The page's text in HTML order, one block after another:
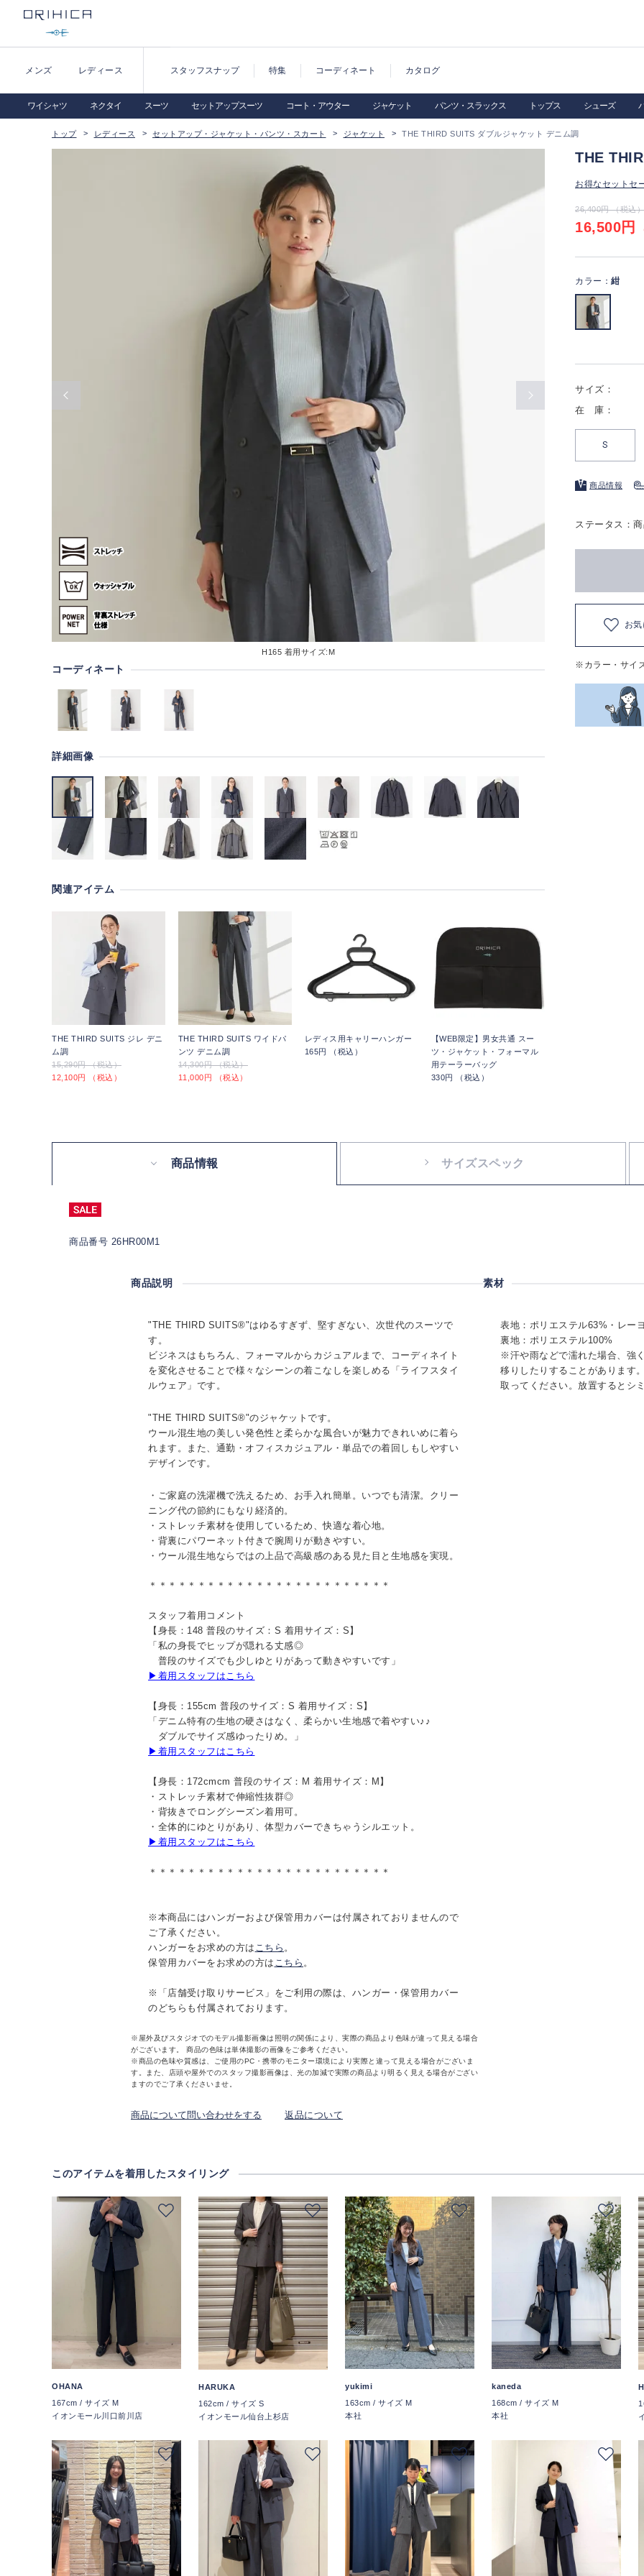
メンズ レディース スタッフスナップ 特集 コーディネート カタログ
ワイシャツ ネクタイ スーツ セットアップスーツ コート・アウター ジャケット パンツ・スラックス トップス シューズ
トップ レディース セットアップ・ジャケット・パンツ・スカート ジャケット THE THIRD SUITS ダブルジャケット デニム調
H165 着用サイズ:M
コーディネート
詳細画像
関連アイテム
THE THIRD SUITS ジレ デニ
ム調
15,290円 （税込）
12,100円 （税込）
THE THIRD SUITS ワイドパ
ンツ デニム調
14,300円 （税込）
11,000円 （税込）
レディス用キャリーハンガー
165円 （税込）
【WEB限定】男女共通 スー
ツ・ジャケット・フォーマル
用テーラーバッグ
330円 （税込）
THE
お得なセットセ
26,400円 （税込）
16,500円
カラー： 紺
サイズ：
在 庫：
S
商品情報
ステータス：
お
※カラー・サイ
商品情報 サイズスペック
商品番号 26HR00M1
商品説明
"THE THIRD SUITS®"はゆるすぎず、堅すぎない、次世代のスーツで
す。
ビジネスはもちろん、フォーマルからカジュアルまで、コーディネイト
を変化させることで様々なシーンの着こなしを楽しめる「ライフスタイ
ルウェア」です。
"THE THIRD SUITS®"のジャケットです。
ウール混生地の美しい発色性と柔らかな風合いが魅力できれいめに着ら
れます。また、通勤・オフィスカジュアル・単品での着回しもしやすい
デザインです。
・ご家庭の洗濯機で洗えるため、お手入れ簡単。いつでも清潔。クリー
ニング代の節約にもなり経済的。
・ストレッチ素材を使用しているため、快適な着心地。
・背裏にパワーネット付きで腕周りが動きやすい。
・ウール混生地ならではの上品で高級感のある見た目と生地感を実現。
＊＊＊＊＊＊＊＊＊＊＊＊＊＊＊＊＊＊＊＊＊＊＊＊＊
スタッフ着用コメント
【身長：148 普段のサイズ：S 着用サイズ：S】
「私の身長でヒップが隠れる丈感◎
普段のサイズでも少しゆとりがあって動きやすいです」
▶着用スタッフはこちら
【身長：155cm 普段のサイズ：S 着用サイズ：S】
「デニム特有の生地の硬さはなく、柔らかい生地感で着やすい♪♪
ダブルでサイズ感ゆったりめ。」
▶着用スタッフはこちら
【身長：172cmcm 普段のサイズ：M 着用サイズ：M】
・ストレッチ素材で伸縮性抜群◎
・背抜きでロングシーズン着用可。
・全体的にゆとりがあり、体型カバーできちゃうシルエット。
▶着用スタッフはこちら
＊＊＊＊＊＊＊＊＊＊＊＊＊＊＊＊＊＊＊＊＊＊＊＊＊
※本商品にはハンガーおよび保管用カバーは付属されておりませんので
ご了承ください。
ハンガーをお求めの方は こちら 。
保管用カバーをお求めの方は こちら 。
※「店舗受け取りサービス」をご利用の際は、ハンガー・保管用カバー
のどちらも付属されております。
※屋外及びスタジオでのモデル撮影画像は照明の関係により、実際の商品より色味が違って見える場合
がございます。 商品の色味は単体撮影の画像をご参考ください。
※商品の色味や質感は、ご使用のPC・携帯のモニター環境により実際と違って見える場合がございま
す。また、店頭や屋外でのスタッフ撮影画像は、光の加減で実際の商品より明るく見える場合がござい
ますのでご了承くださいませ。
商品について問い合わせをする 返品について
素材
表地：ポリエステル63%・レー
裏地：ポリエステル100%
※汗や雨などで濡れた場合、強
移りしたりすることがあります
取ってください。放置するとシ
このアイテムを着用したスタイリング
OHANA
167cm / サイズ M
イオンモール川口前川店
HARUKA
162cm / サイズ S
イオンモール仙台上杉店
yukimi
163cm / サイズ M
本社
kaneda
168cm / サイズ M
本社